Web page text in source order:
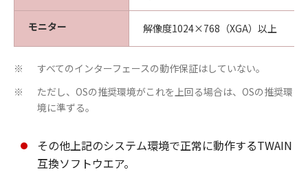
モニター 解像度1024×768（XGA）以上
※ すべてのインターフェースの動作保証はしていない。
※
ただし、OSの推奨環境がこれを上回る場合は、OSの推奨環
境に準ずる。
その他上記のシステム環境で正常に動作するTWAIN
互換ソフトウエア。